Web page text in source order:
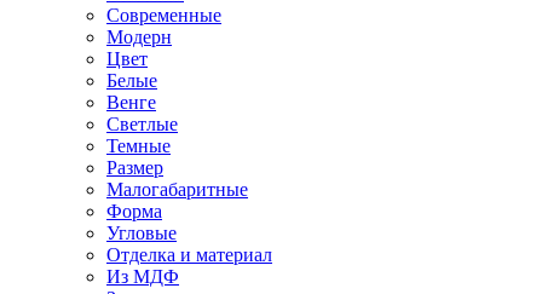
Современные
Модерн
Цвет
Белые
Венге
Светлые
Темные
Размер
Малогабаритные
Форма
Угловые
Отделка и материал
Из МДФ